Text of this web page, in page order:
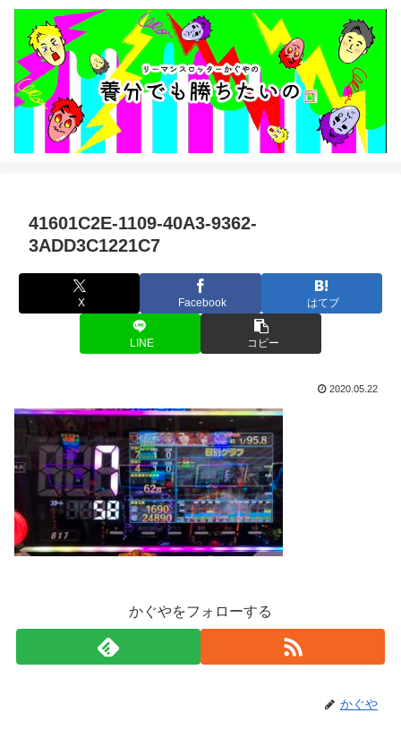
41601C2E-1109-40A3-9362-
3ADD3C1221C7
X Facebook はてブ
LINE コピー
2020.05.22
かぐやをフォローする
かぐや